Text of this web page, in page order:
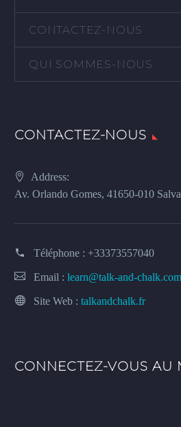
CONTACTEZ-NOUS
QUI SOMMES-NOUS
CONTACTEZ-NOUS
Address:
Av. Orlando Gomes, 41650-010
Téléphone : +33373557040
Email : learn@talk-and-chalk.com
Site Web : talkandchalk.fr
CONNECTEZ-VOUS AU